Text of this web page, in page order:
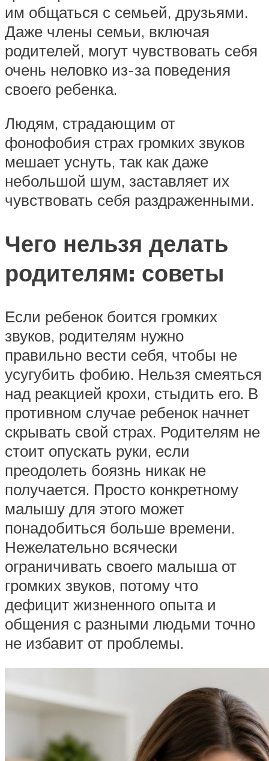
им общаться с семьей, друзьями.
Даже члены семьи, включая
родителей, могут чувствовать себя
очень неловко из-за поведения
своего ребенка.
Людям, страдающим от
фонофобия страх громких звуков
мешает уснуть, так как даже
небольшой шум, заставляет их
чувствовать себя раздраженными.
Чего нельзя делать
родителям: советы
Если ребенок боится громких
звуков, родителям нужно
правильно вести себя, чтобы не
усугубить фобию. Нельзя смеяться
над реакцией крохи, стыдить его. В
противном случае ребенок начнет
скрывать свой страх. Родителям не
стоит опускать руки, если
преодолеть боязнь никак не
получается. Просто конкретному
малышу для этого может
понадобиться больше времени.
Нежелательно всячески
ограничивать своего малыша от
громких звуков, потому что
дефицит жизненного опыта и
общения с разными людьми точно
не избавит от проблемы.